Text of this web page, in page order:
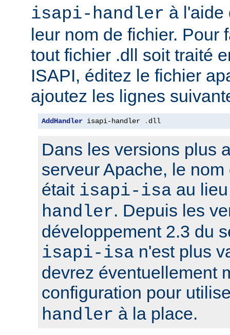
isapi-handler à l'aide
leur nom de fichier. Pour
tout fichier .dll soit traité
ISAPI, éditez le fichier
ajoutez les lignes
AddHandler isapi-handler . dll
Dans les versions plus
serveur Apache, le
était isapi-isa au
handler. Depuis les
développement 2.3 du
isapi-isa n'est plus
devrez éventuellement
configuration pour
handler à la place.